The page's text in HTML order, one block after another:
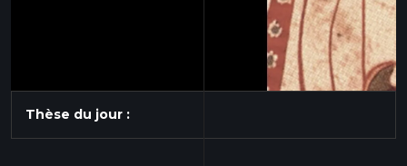
Thèse du jour :